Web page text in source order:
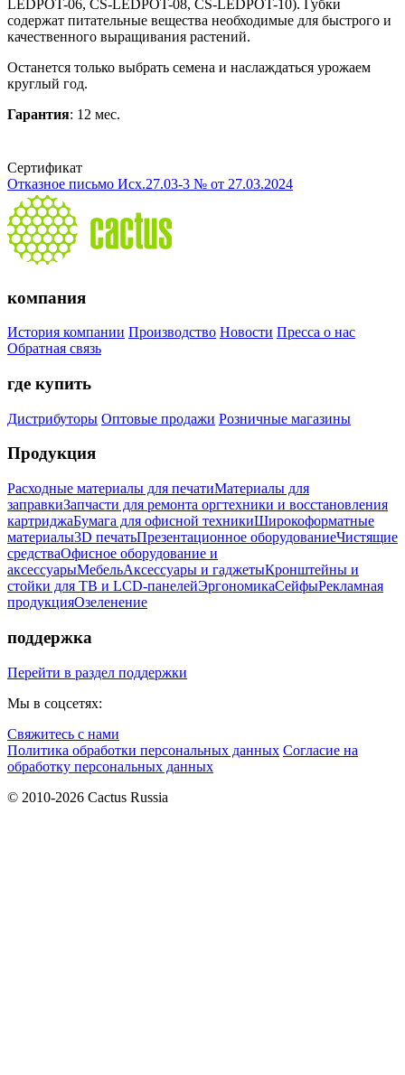
LEDPOT-06, CS-LEDPOT-08, CS-LEDPOT-10). Губки
содержат питательные вещества необходимые для быстрого и
качественного выращивания растений.
Останется только выбрать семена и наслаждаться урожаем
круглый год.
Гарантия: 12 мес.
Сертификат
Отказное письмо Исх.27.03-3 № от 27.03.2024
компания
История компании Производство Новости Пресса о нас
Обратная связь
где купить
Дистрибуторы Оптовые продажи Розничные магазины
Продукция
Расходные материалы для печатиМатериалы для
заправкиЗапчасти для ремонта оргтехники и восстановления
картриджаБумага для офисной техникиШирокоформатные
материалы3D печатьПрезентационное оборудованиеЧистящие
средстваОфисное оборудование и
аксессуарыМебельАксессуары и гаджетыКронштейны и
стойки для ТВ и LCD-панелейЭргономикаСейфыРекламная
продукцияОзеленение
поддержка
Перейти в раздел поддержки
Мы в соцсетях:
Свяжитесь с нами
Политика обработки персональных данных Согласие на
обработку персональных данных
© 2010-2026 Cactus Russia